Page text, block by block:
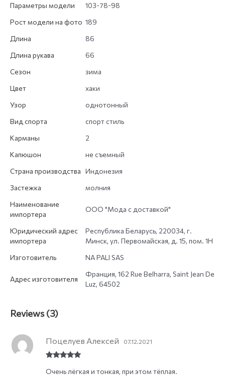
Параметры модели
103-78-98
Рост модели на фото 189
Длина
86
Длина рукава
66
Сезон
зима
Цвет
хаки
Узор
однотонный
Вид спорта
спорт стиль
Карманы
2
Капюшон
не съемный
Страна производства Индонезия
Застежка
молния
Наименование
импортера
ООО "Мода с доставкой"
Юридический адрес
импортера
Республика Беларусь, 220034, г.
Минск, ул. Первомайская, д. 15, пом. 1Н
Изготовитель
NA PALI SAS
Адрес изготовителя
Франция, 162 Rue Belharra, Saint Jean De
Luz, 64502
Reviews (3)
of 5
Поцелуев Алексей 07.12.2021
Очень лёгкая и тонкая, при этом тёплая.